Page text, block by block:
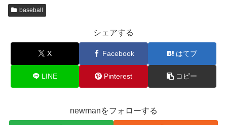
baseball
シェアする
X Facebook はてブ
LINE Pinterest コピー
newmanをフォローする